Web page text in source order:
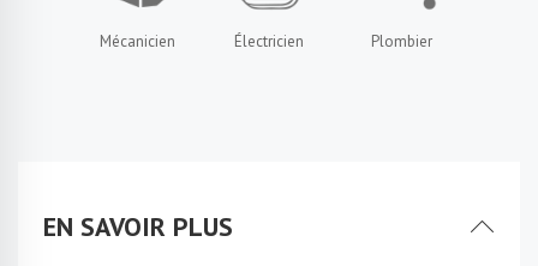
Mécanicien Électricien Plombier
EN SAVOIR PLUS